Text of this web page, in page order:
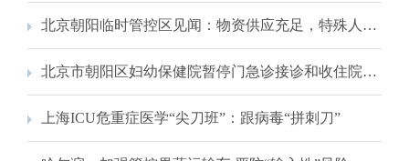
北京朝阳临时管控区见闻：物资供应充足，特殊人群出入无碍
北京市朝阳区妇幼保健院暂停门急诊接诊和收住院工作
上海ICU危重症医学“尖刀班”：跟病毒“拼刺刀”